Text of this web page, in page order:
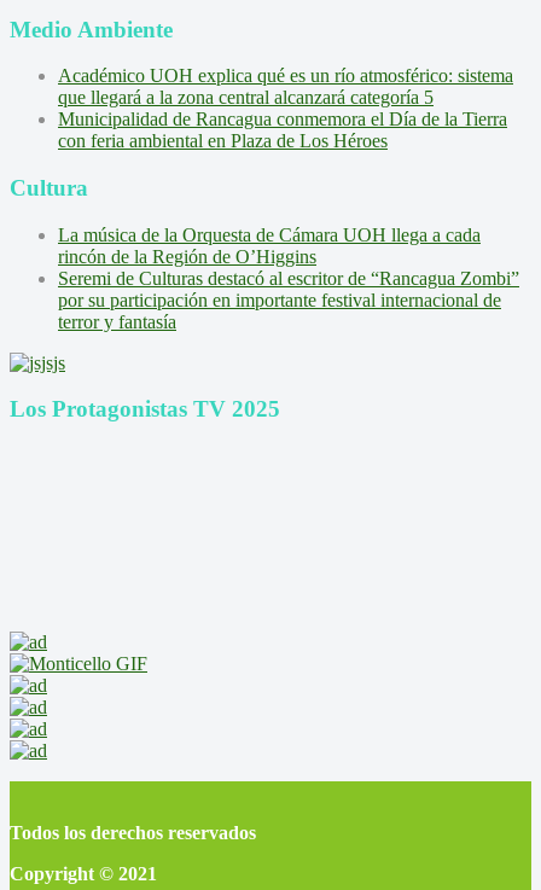
Medio Ambiente
Académico UOH explica qué es un río atmosférico: sistema
que llegará a la zona central alcanzará categoría 5
Municipalidad de Rancagua conmemora el Día de la Tierra
con feria ambiental en Plaza de Los Héroes
Cultura
La música de la Orquesta de Cámara UOH llega a cada
rincón de la Región de O’Higgins
Seremi de Culturas destacó al escritor de “Rancagua Zombi”
por su participación en importante festival internacional de
terror y fantasía
Los Protagonistas TV 2025
Todos los derechos reservados
Copyright © 2021